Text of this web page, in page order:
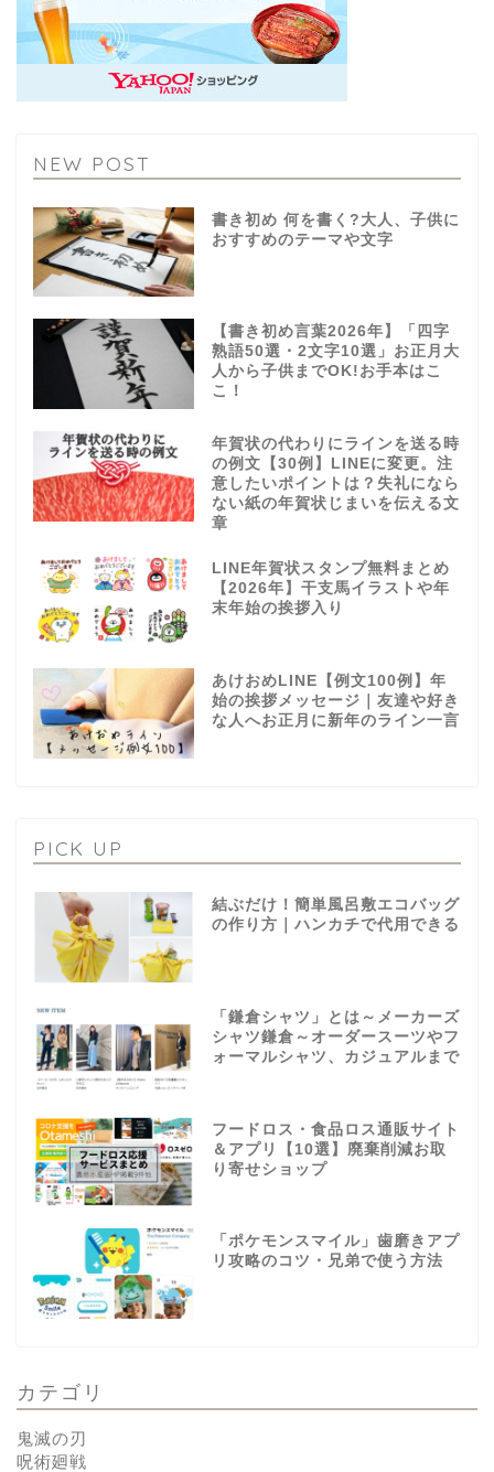
NEW POST
書き初め 何を書く?大人、子供に
おすすめのテーマや文字
【書き初め言葉2026年】「四字
熟語50選・2文字10選」お正月大
人から子供までOK!お手本はこ
こ！
年賀状の代わりにラインを送る時
の例文【30例】LINEに変更。注
意したいポイントは？失礼になら
ない紙の年賀状じまいを伝える文
章
LINE年賀状スタンプ無料まとめ
【2026年】干支馬イラストや年
末年始の挨拶入り
あけおめLINE【例文100例】年
始の挨拶メッセージ｜友達や好き
な人へお正月に新年のライン一言
PICK UP
結ぶだけ！簡単風呂敷エコバッグ
の作り方｜ハンカチで代用できる
「鎌倉シャツ」とは～メーカーズ
シャツ鎌倉～オーダースーツやフ
ォーマルシャツ、カジュアルまで
フードロス・食品ロス通販サイト
＆アプリ【10選】廃棄削減お取
り寄せショップ
「ポケモンスマイル」歯磨きアプ
リ攻略のコツ・兄弟で使う方法
カテゴリ
鬼滅の刃
呪術廻戦